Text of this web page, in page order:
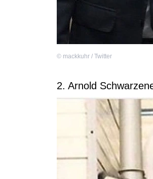
© mackkuhr / Twitter
2. Arnold